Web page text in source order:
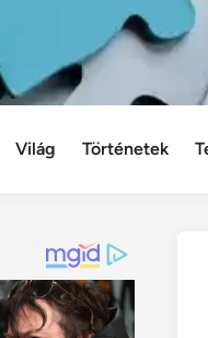
Világ Történetek